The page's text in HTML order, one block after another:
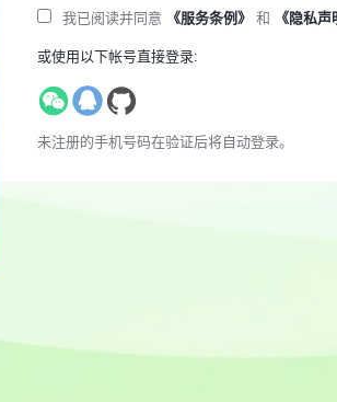
我已阅读并同意 《服务条例》 和 《隐私声
或使用以下帐号直接登录:
未注册的手机号码在验证后将自动登录。